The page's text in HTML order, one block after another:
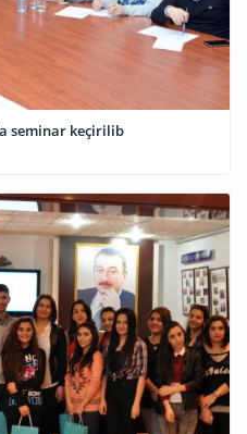
seminar keçirilib